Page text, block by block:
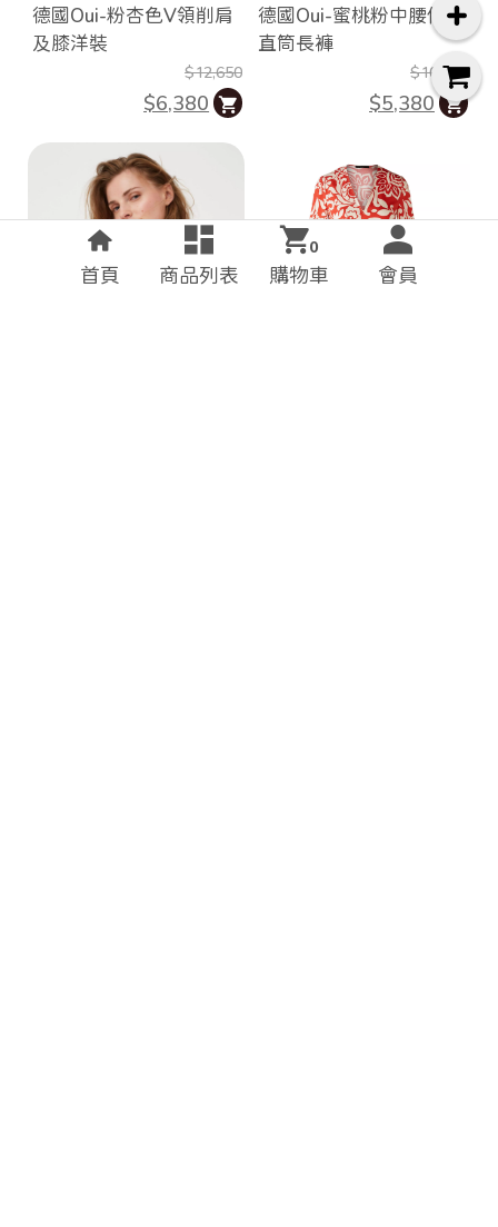
德國Oui-粉杏色V領削肩
及膝洋裝
$12,650
$6,380
德國Oui-蜜桃粉中腰修身
直筒長褲
$10,650
$5,380
首頁 商品列表
0
購物車 會員